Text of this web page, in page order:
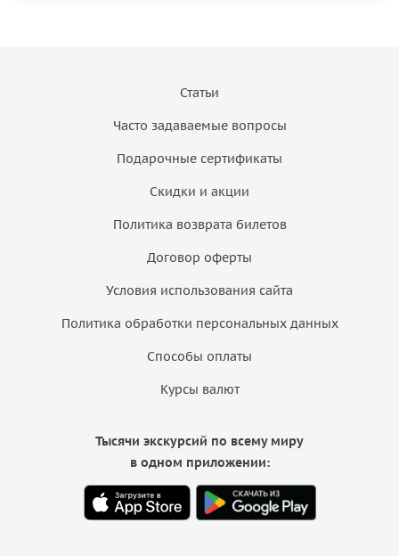
Статьи
Часто задаваемые вопросы
Подарочные сертификаты
Скидки и акции
Политика возврата билетов
Договор оферты
Условия использования сайта
Политика обработки персональных данных
Способы оплаты
Курсы валют
Тысячи экскурсий по всему миру
в одном приложении: